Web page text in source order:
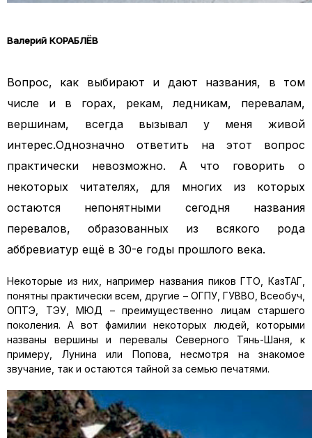
Валерий КОРАБЛЁВ
Вопрос, как выбирают и дают названия, в том
числе и в горах, рекам, ледникам, перевалам,
вершинам, всегда вызывал у меня живой
интерес.Однозначно ответить на этот вопрос
практически невозможно. А что говорить о
некоторых читателях, для многих из которых
остаются непонятными сегодня названия
перевалов, образованных из всякого рода
аббревиатур ещё в 30-е годы прошлого века.
Некоторые из них, например названия пиков ГТО, КазТАГ,
понятны практически всем, другие – ОГПУ, ГУВВО, Всеобуч,
ОПТЭ, ТЭУ, МЮД – преимущественно лицам старшего
поколения. А вот фамилии некоторых людей, которыми
названы вершины и перевалы Северного Тянь-Шаня, к
примеру, Лунина или Попова, несмотря на знакомое
звучание, так и остаются тайной за семью печатями.